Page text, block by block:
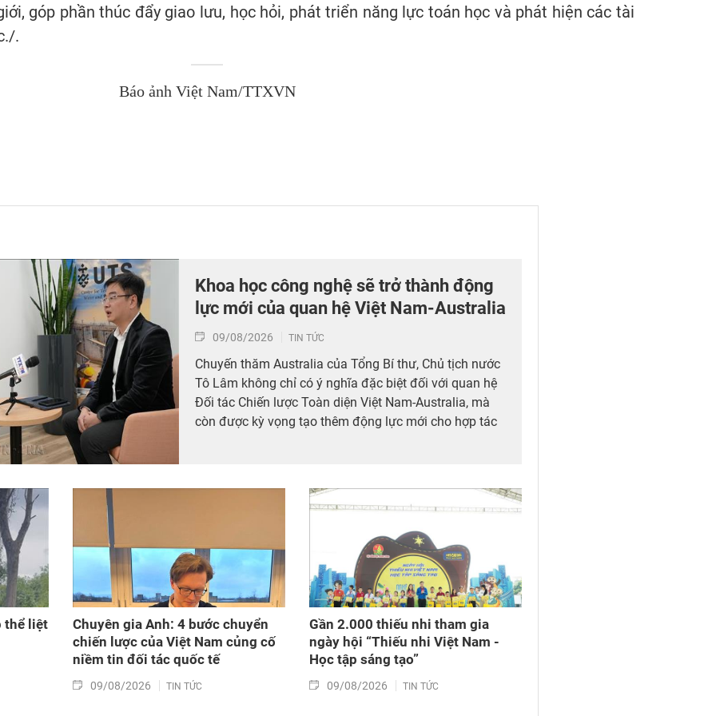
góp phần thúc đẩy giao lưu, học hỏi, phát triển năng lực toán học và phát hiện các tài
.
Báo ảnh Việt Nam/TTXVN
Khoa học công nghệ sẽ trở thành động
lực mới của quan hệ Việt Nam-Australia
09/08/2026 TIN TỨC
Chuyến thăm Australia của Tổng Bí thư, Chủ tịch nước
Tô Lâm không chỉ có ý nghĩa đặc biệt đối với quan hệ
Đối tác Chiến lược Toàn diện Việt Nam-Australia, mà
còn được kỳ vọng tạo thêm động lực mới cho hợp tác
thể liệt
Chuyên gia Anh: 4 bước chuyển
chiến lược của Việt Nam củng cố
niềm tin đối tác quốc tế
09/08/2026 TIN TỨC
Gần 2.000 thiếu nhi tham gia
ngày hội “Thiếu nhi Việt Nam -
Học tập sáng tạo”
09/08/2026 TIN TỨC